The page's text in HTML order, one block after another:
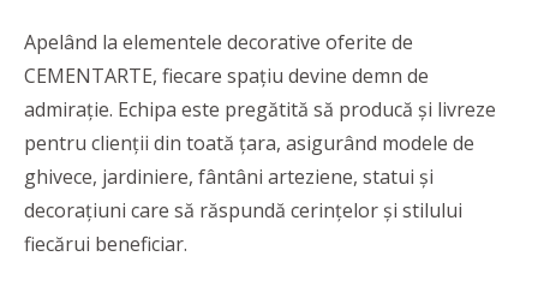
Apelând la elementele decorative oferite de
CEMENTARTE, fiecare spațiu devine demn de
admirație. Echipa este pregătită să producă și livreze
pentru clienții din toată țara, asigurând modele de
ghivece, jardiniere, fântâni arteziene, statui și
decorațiuni care să răspundă cerințelor și stilului
fiecărui beneficiar.